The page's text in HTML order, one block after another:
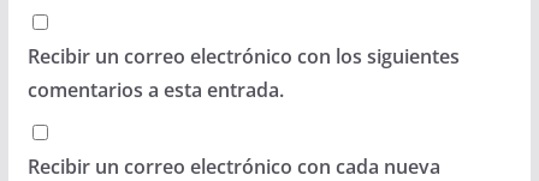
Recibir un correo electrónico con los siguientes
comentarios a esta entrada.
Recibir un correo electrónico con cada nueva